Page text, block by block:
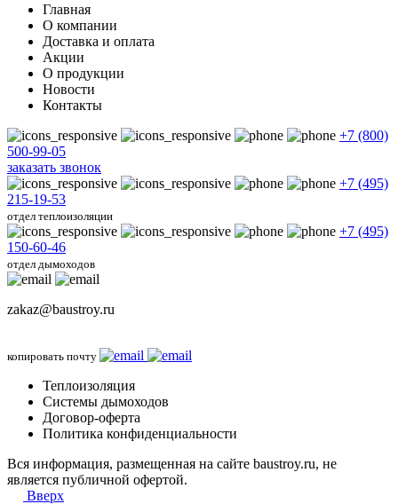
Главная
О компании
Доставка и оплата
Акции
О продукции
Новости
Контакты
+7 (800)
500-99-05
заказать звонок
+7 (495)
215-19-53
отдел теплоизоляции
+7 (495)
150-60-46
отдел дымоходов
zakaz@baustroy.ru
копировать почту
Теплоизоляция
Системы дымоходов
Договор-оферта
Политика конфиденциальности
Вся информация, размещенная на сайте baustroy.ru, не
является публичной офертой.
Вверх